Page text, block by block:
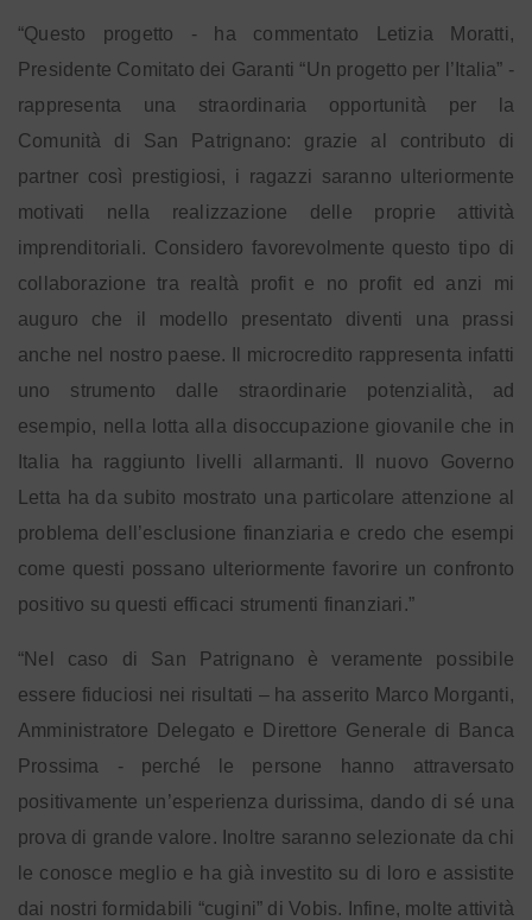
“Questo progetto - ha commentato Letizia Moratti,
Presidente Comitato dei Garanti “Un progetto per l’Italia” -
rappresenta una straordinaria opportunità per la
Comunità di San Patrignano: grazie al contributo di
partner così prestigiosi, i ragazzi saranno ulteriormente
motivati nella realizzazione delle proprie attività
imprenditoriali. Considero favorevolmente questo tipo di
collaborazione tra realtà profit e no profit ed anzi mi
auguro che il modello presentato diventi una prassi
anche nel nostro paese. Il microcredito rappresenta infatti
uno strumento dalle straordinarie potenzialità, ad
esempio, nella lotta alla disoccupazione giovanile che in
Italia ha raggiunto livelli allarmanti. Il nuovo Governo
Letta ha da subito mostrato una particolare attenzione al
problema dell’esclusione finanziaria e credo che esempi
come questi possano ulteriormente favorire un confronto
positivo su questi efficaci strumenti finanziari.”
“Nel caso di San Patrignano è veramente possibile
essere fiduciosi nei risultati – ha asserito Marco Morganti,
Amministratore Delegato e Direttore Generale di Banca
Prossima - perché le persone hanno attraversato
positivamente un’esperienza durissima, dando di sé una
prova di grande valore. Inoltre saranno selezionate da chi
le conosce meglio e ha già investito su di loro e assistite
dai nostri formidabili “cugini” di Vobis. Infine, molte attività